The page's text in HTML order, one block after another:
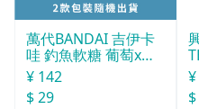
萬代BANDAI 吉伊卡
哇 釣魚軟糖 葡萄x蘇
打 14g
¥ 142
$ 29
L